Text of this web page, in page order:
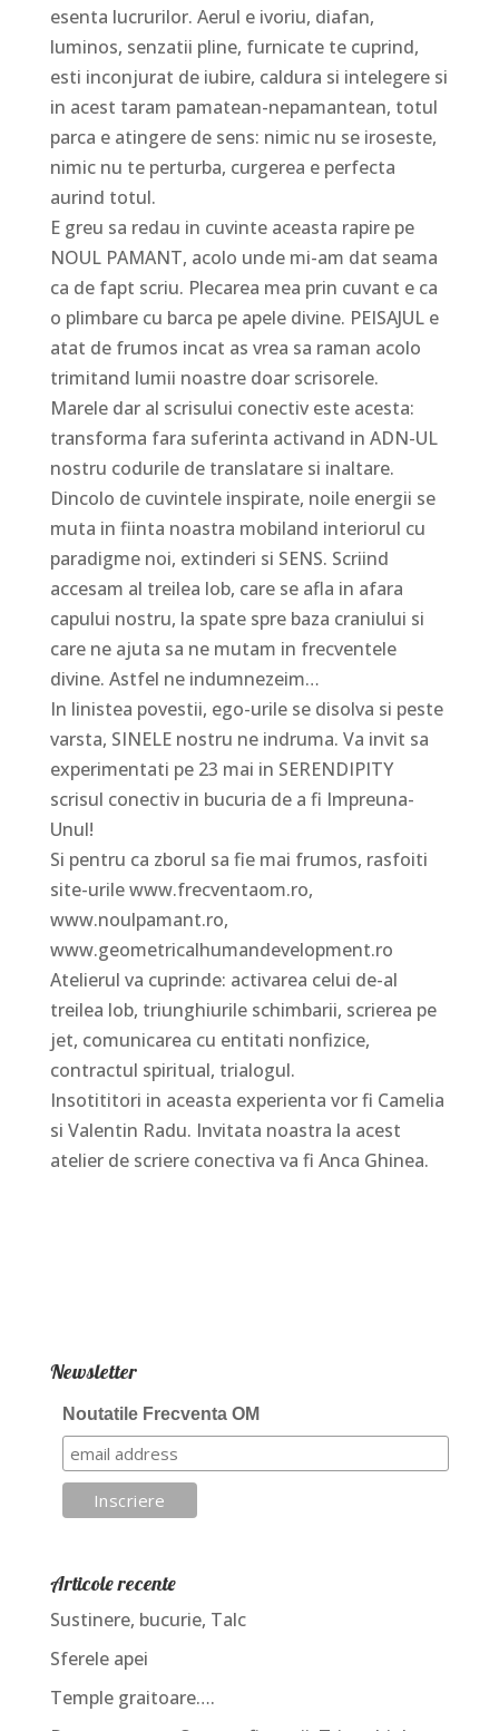
esenta lucrurilor. Aerul e ivoriu, diafan,
luminos, senzatii pline, furnicate te cuprind,
esti inconjurat de iubire, caldura si intelegere si
in acest taram pamatean-nepamantean, totul
parca e atingere de sens: nimic nu se iroseste,
nimic nu te perturba, curgerea e perfecta
aurind totul.
E greu sa redau in cuvinte aceasta rapire pe
NOUL PAMANT, acolo unde mi-am dat seama
ca de fapt scriu. Plecarea mea prin cuvant e ca
o plimbare cu barca pe apele divine. PEISAJUL e
atat de frumos incat as vrea sa raman acolo
trimitand lumii noastre doar scrisorele.
Marele dar al scrisului conectiv este acesta:
transforma fara suferinta activand in ADN-UL
nostru codurile de translatare si inaltare.
Dincolo de cuvintele inspirate, noile energii se
muta in fiinta noastra mobiland interiorul cu
paradigme noi, extinderi si SENS. Scriind
accesam al treilea lob, care se afla in afara
capului nostru, la spate spre baza craniului si
care ne ajuta sa ne mutam in frecventele
divine. Astfel ne indumnezeim…
In linistea povestii, ego-urile se disolva si peste
varsta, SINELE nostru ne indruma. Va invit sa
experimentati pe 23 mai in SERENDIPITY
scrisul conectiv in bucuria de a fi Impreuna-
Unul!
Si pentru ca zborul sa fie mai frumos, rasfoiti
site-urile www.frecventaom.ro,
www.noulpamant.ro,
www.geometricalhumandevelopment.ro
Atelierul va cuprinde: activarea celui de-al
treilea lob, triunghiurile schimbarii, scrierea pe
jet, comunicarea cu entitati nonfizice,
contractul spiritual, trialogul.
Insotititori in aceasta experienta vor fi Camelia
si Valentin Radu. Invitata noastra la acest
atelier de scriere conectiva va fi Anca Ghinea.
Newsletter
Noutatile Frecventa OM
Articole recente
Sustinere, bucurie, Talc
Sferele apei
Temple graitoare….